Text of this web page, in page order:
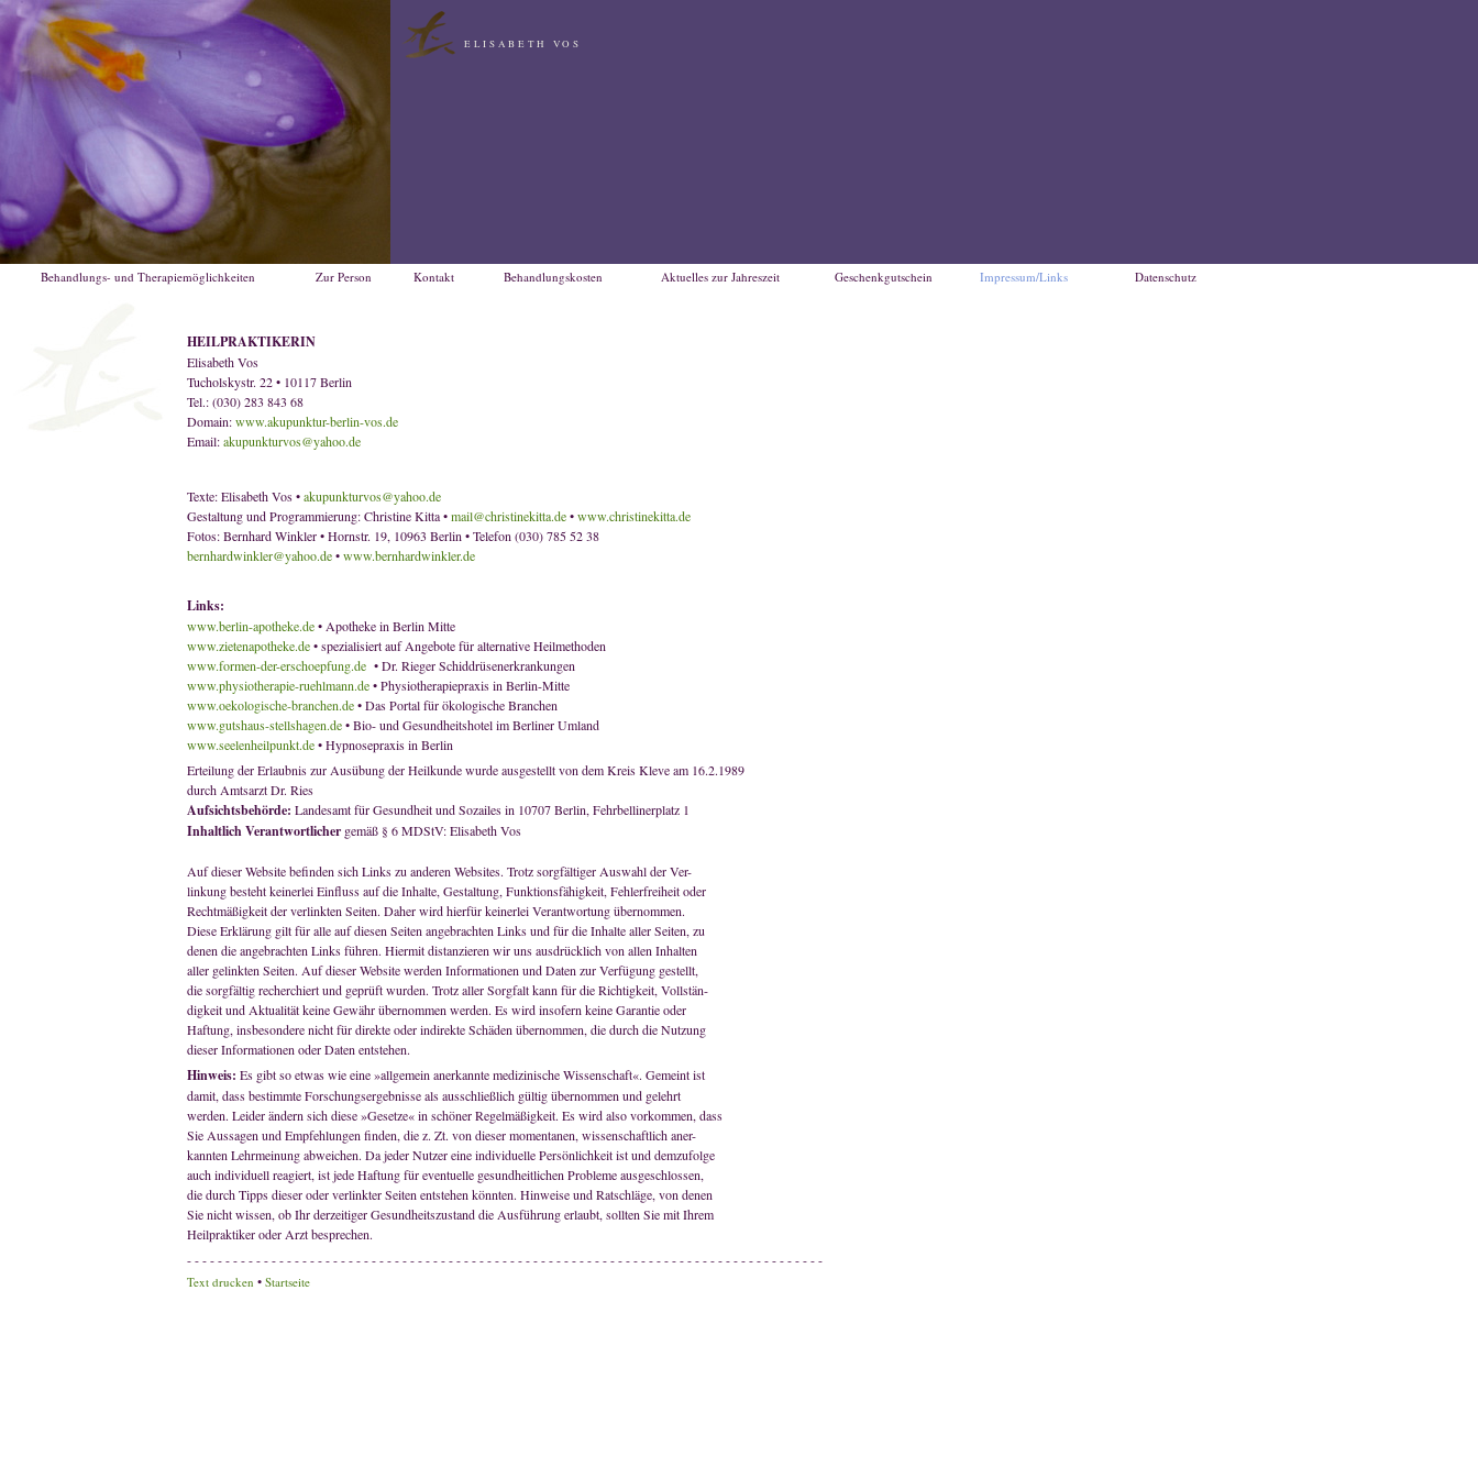
Behandlungs- und Therapiemöglichkeiten Zur Person Kontakt Behandlungskosten Aktuelles zur Jahreszeit Datenschutz
Impressum/Links
ELISABETH VOS
Geschenkgutschein
HEILPRAKTIKERIN
Elisabeth Vos
Tucholskystr. 22 • 10117 Berlin
Tel.: (030) 283 843 68
Domain:www.akupunktur-berlin-vos.de
Email:akupunkturvos@yahoo.de
Texte: Elisabeth Vos •akupunkturvos@yahoo.de
Gestaltung und Programmierung: Christine Kitta •mail@christinekitta.de•www.christinekitta.de
Fotos: Bernhard Winkler • Hornstr. 19, 10963 Berlin • Telefon (030) 785 52 38
bernhardwinkler@yahoo.de•www.bernhardwinkler.de
Links:
www.berlin-apotheke.de• Apotheke in Berlin Mitte
www.zietenapotheke.de• spezialisiert auf Angebote für alternative Heilmethoden
www.formen-der-erschoepfung.de • Dr. Rieger Schiddrüsenerkrankungen
www.physiotherapie-ruehlmann.de• Physiotherapiepraxis in Berlin-Mitte
www.oekologische-branchen.de• Das Portal für ökologische Branchen
www.gutshaus-stellshagen.de• Bio- und Gesundheitshotel im Berliner Umland
www.seelenheilpunkt.de• Hypnosepraxis in Berlin
Erteilung der Erlaubnis zur Ausübung der Heilkunde wurde ausgestellt von dem Kreis Kleve am 16.2.1989
durch Amtsarzt Dr. Ries
Aufsichtsbehörde: Landesamt für Gesundheit und Sozailes in 10707 Berlin, Fehrbellinerplatz 1
Inhaltlich Verantwortlicher gemäß § 6 MDStV: Elisabeth Vos
Auf dieser Website befinden sich Links zu anderen Websites. Trotz sorgfältiger Auswahl der Ver-
linkung besteht keinerlei Einfluss auf die Inhalte, Gestaltung, Funktionsfähigkeit, Fehlerfreiheit oder
Rechtmäßigkeit der verlinkten Seiten. Daher wird hierfür keinerlei Verantwortung übernommen.
Diese Erklärung gilt für alle auf diesen Seiten angebrachten Links und für die Inhalte aller Seiten, zu
denen die angebrachten Links führen. Hiermit distanzieren wir uns ausdrücklich von allen Inhalten
aller gelinkten Seiten. Auf dieser Website werden Informationen und Daten zur Verfügung gestellt,
die sorgfältig recherchiert und geprüft wurden. Trotz aller Sorgfalt kann für die Richtigkeit, Vollstän-
digkeit und Aktualität keine Gewähr übernommen werden. Es wird insofern keine Garantie oder
Haftung, insbesondere nicht für direkte oder indirekte Schäden übernommen, die durch die Nutzung
dieser Informationen oder Daten entstehen.
Hinweis: Es gibt so etwas wie eine »allgemein anerkannte medizinische Wissenschaft«. Gemeint ist
damit, dass bestimmte Forschungsergebnisse als ausschließlich gültig übernommen und gelehrt
werden. Leider ändern sich diese »Gesetze« in schöner Regelmäßigkeit. Es wird also vorkommen, dass
Sie Aussagen und Empfehlungen finden, die z. Zt. von dieser momentanen, wissenschaftlich aner-
kannten Lehrmeinung abweichen. Da jeder Nutzer eine individuelle Persönlichkeit ist und demzufolge
auch individuell reagiert, ist jede Haftung für eventuelle gesundheitlichen Probleme ausgeschlossen,
die durch Tipps dieser oder verlinkter Seiten entstehen könnten. Hinweise und Ratschläge, von denen
Sie nicht wissen, ob Ihr derzeitiger Gesundheitszustand die Ausführung erlaubt, sollten Sie mit Ihrem
Heilpraktiker oder Arzt besprechen.
- - - - - - - - - - - - - - - - - - - - - - - - - - - - - - - - - - - - - - - - - - - - - - - - - - - - - - - - - - - - - - - - - - - - - - - - - - - - - - - - - - -
Text drucken • Startseite